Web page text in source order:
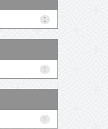
1
1
1